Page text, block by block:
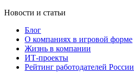
Новости и статьи
Блог
О компаниях в игровой форме
Жизнь в компании
ИТ-проекты
Рейтинг работодателей России